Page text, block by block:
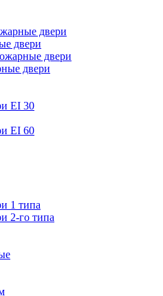
двери
двери
двери
двери
EI 30
EI 60
1 типа
2-го типа